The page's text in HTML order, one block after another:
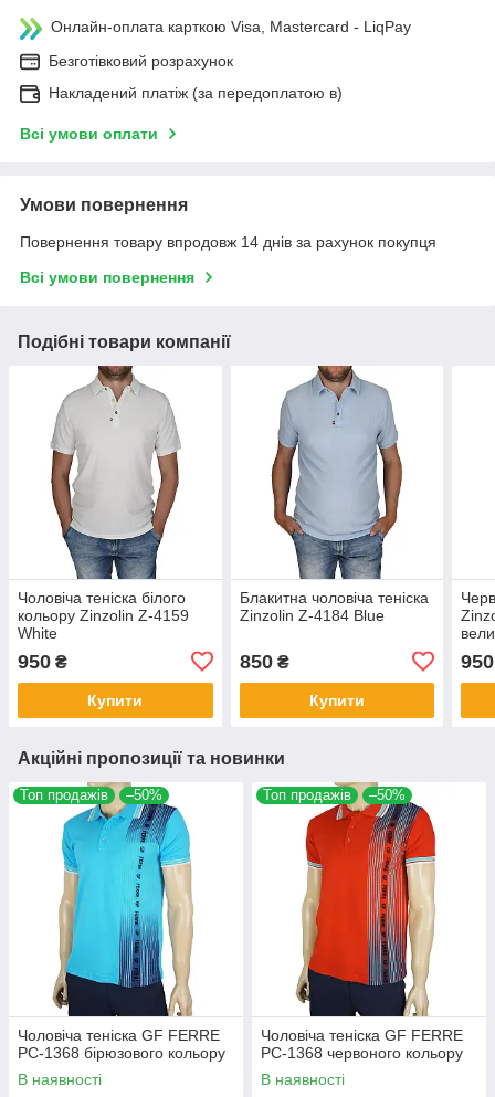
Онлайн-оплата карткою Visa, Mastercard - LiqPay
Безготівковий розрахунок
Накладений платіж (за передоплатою в)
Всі умови оплати
Умови повернення
Повернення товару впродовж 14 днів за рахунок покупця
Всі умови повернення
Подібні товари компанії
Чоловіча теніска білого
кольору Zinzolin Z-4159
White
950 ₴
Купити
Блакитна чоловіча теніска
Zinzolin Z-4184 Blue
850₴
Купити
950
Акційні пропозиції та новинки
Топ продажів –50%
Чоловіча теніска GF FERRE
PC-1368 бірюзового кольору
В наявності
Топ продажів –50%
Чоловіча теніска GF FERRE
PC-1368 червоного кольору
В наявності